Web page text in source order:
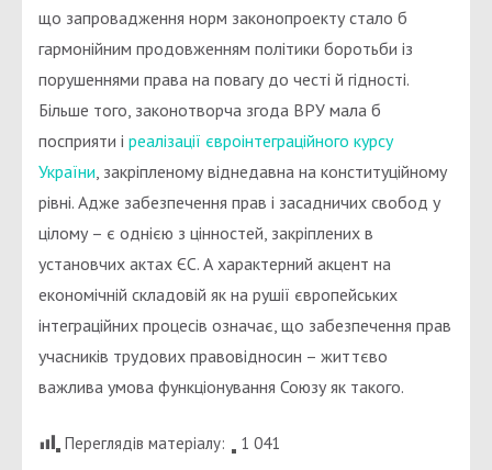
що запровадження норм законопроекту стало б
гармонійним продовженням політики боротьби із
порушеннями права на повагу до честі й гідності.
Більше того, законотворча згода ВРУ мала б
посприяти і реалізації євроінтеграційного курсу
України, закріпленому віднедавна на конституційному
рівні. Адже забезпечення прав і засадничих свобод у
цілому – є однією з цінностей, закріплених в
установчих актах ЄС. А характерний акцент на
економічній складовій як на рушії європейських
інтеграційних процесів означає, що забезпечення прав
учасників трудових правовідносин – життєво
важлива умова функціонування Союзу як такого.
Переглядів матеріалу: 1 041